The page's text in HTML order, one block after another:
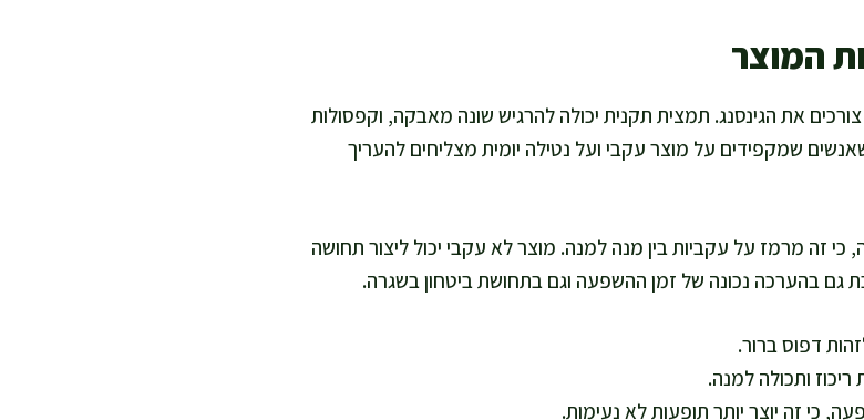
המוצר
את הגינסנג. תמצית תקנית יכולה להרגיש שונה מאבקה, וקפסולות
שמקפידים על מוצר עקבי ועל נטילה יומית מצליחים להעריך
כי זה מרמז על עקביות בין מנה למנה. מוצר לא עקבי יכול ליצור תחושה
גם בהערכה נכונה של זמן ההשפעה וגם בתחושת ביטחון בשגרה.
דפוס ברור.
ותכולה למנה.
כי זה יוצר יותר תופעות לא נעימות.